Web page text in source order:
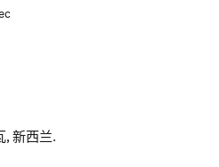
, 新西兰.